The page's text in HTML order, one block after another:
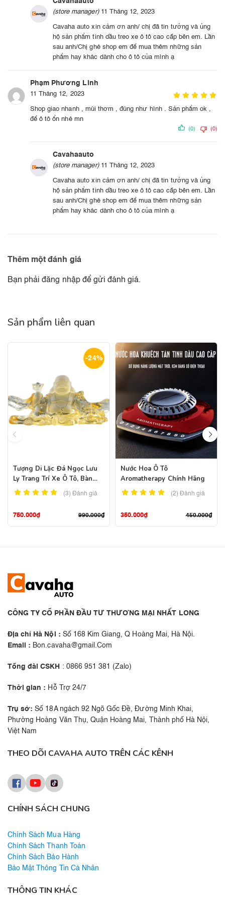
(store manager) 11 Tháng 12, 2023
Cavaha auto xin cảm ơn anh/ chị đã tin tưởng và ủng
hộ sản phẩm tinh dầu treo xe ô tô cao cấp bên em. Lần
sau anh/Chị ghé shop em để mua thêm những sản
phẩm hay khác dành cho ô tô của mình ạ
Phạm Phương Linh
11 Tháng 12, 2023
Shop giao nhanh , mùi thơm , đúng như hình . Sản phẩm ok ,
để ô tô ổn nhé mn
(0) (0)
Cavahaauto
(store manager) 11 Tháng 12, 2023
Cavaha auto xin cảm ơn anh/ chị đã tin tưởng và ủng
hộ sản phẩm tinh dầu treo xe ô tô cao cấp bên em. Lần
sau anh/Chị ghé shop em để mua thêm những sản
phẩm hay khác dành cho ô tô của mình ạ
Thêm một đánh giá
Bạn phảiđăng nhậpđể gửi đánh giá.
Sản phẩm liên quan
-24%
Tượng Di Lặc Đá Ngọc Lưu
Ly Trang Trí Xe Ô Tô, Bàn
Làm Việc
(3)Đánh giá
990.000₫
750.000₫
Nước Hoa Ô Tô
Aromatherapy Chính Hãng
(2)Đánh giá
450.000₫
350.000₫
CÔNG TY CỔ PHẦN ĐẦU TƯ THƯƠNG MẠI NHẤT LONG
Địa chỉ Hà Nội : Số 168 Kim Giang, Q Hoàng Mai, Hà Nội.
Email : Bon.cavaha@gmail.Com
Tổng đài CSKH : 0866 951 381 (Zalo)
Thời gian : Hỗ Trợ 24/7
Trụ sở: Số 18A ngách 92 Ngõ Gốc Đề, Đường Minh Khai,
Phường Hoàng Văn Thụ, Quận Hoàng Mai, Thành phố Hà Nội,
Việt Nam
CHÍNH SÁCH CHUNG
Chính Sách Mua Hàng
Chính Sách Thanh Toán
Chính Sách Bảo Hành
Bảo Mật Thông Tin Cá Nhân
THÔNG TIN KHÁC
THEO DÕI CAVAHA AUTO TRÊN CÁC KÊNH